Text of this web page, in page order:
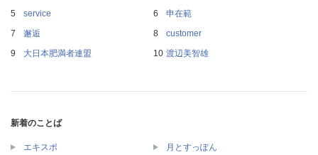
service
申在範
邂逅
customer
大日本肥満者連盟
渡辺美智雄
新着のことば
エキスポ 月とすっぽん